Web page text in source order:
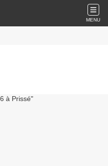
MENU